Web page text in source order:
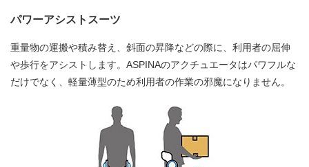
パワーアシストスーツ
重量物の運搬や積み替え、斜面の昇降などの際に、利用者の屈伸
や歩行をアシストします。ASPINAのアクチュエータはパワフルな
だけでなく、軽量薄型のため利用者の作業の邪魔になりません。